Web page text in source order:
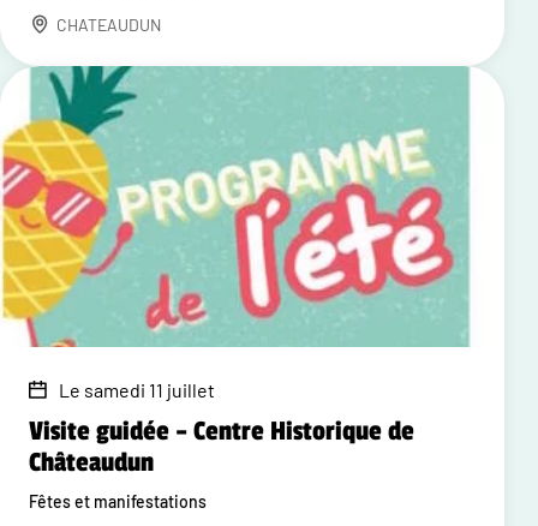
CHATEAUDUN
Le samedi 11 juillet
Visite guidée – Centre Historique de
Châteaudun
Fêtes et manifestations